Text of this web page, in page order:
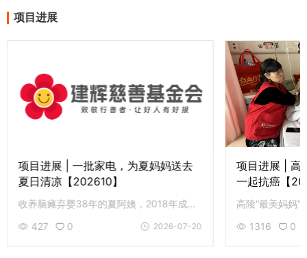
项目进展
妈妈送去
收养脑瘫弃婴38年的夏阿姨，2018年成为建辉致敬人物后，生活发生了显著改善，今年6月3日，她喜获一批新家电。
2026-07-20
项目进展 | 高陵“最美妈妈”，我们陪你
一起抗癌【202609】
高陵“最美妈妈”魏红莉罹患乳腺癌，正进行术后化疗，建辉志愿者特意到医院探望，为她加油打气。
0 2026-06-01